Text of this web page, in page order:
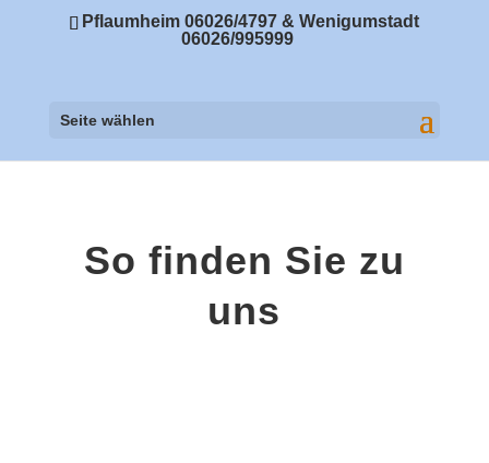
Pflaumheim 06026/4797 & Wenigumstadt
06026/995999
Seite wählen
So finden Sie zu
uns